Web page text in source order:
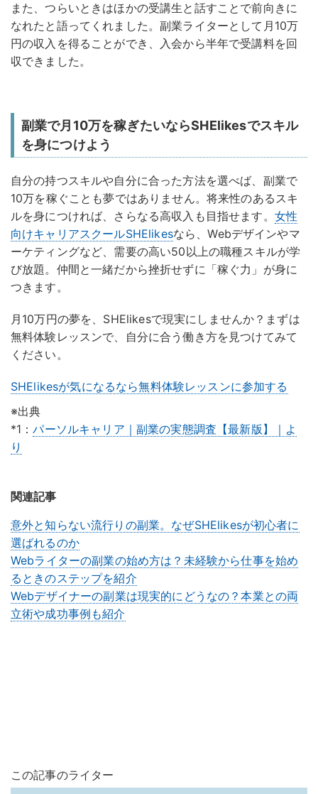
また、つらいときはほかの受講生と話すことで前向きに
なれたと語ってくれました。副業ライターとして月10万
円の収入を得ることができ、入会から半年で受講料を回
収できました。
副業で月10万を稼ぎたいならSHElikesでスキル
を身につけよう
自分の持つスキルや自分に合った方法を選べば、副業で
10万を稼ぐことも夢ではありません。将来性のあるスキ
ルを身につければ、さらなる高収入も目指せます。 女性
向けキャリアスクールSHElikesなら、Webデザインやマ
ーケティングなど、需要の高い50以上の職種スキルが学
び放題。仲間と一緒だから挫折せずに「稼ぐ力」が身に
つきます。
月10万円の夢を、SHElikesで現実にしませんか？まずは
無料体験レッスンで、自分に合う働き方を見つけてみて
ください。
SHElikesが気になるなら無料体験レッスンに参加する
※出典
*1：パーソルキャリア｜副業の実態調査【最新版】｜よ
り
関連記事
意外と知らない流行りの副業。なぜSHElikesが初心者に
選ばれるのか
Webライターの副業の始め方は？未経験から仕事を始め
るときのステップを紹介
Webデザイナーの副業は現実的にどうなの？本業との両
立術や成功事例も紹介
この記事のライター